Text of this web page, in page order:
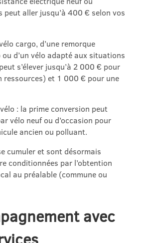
peut aller jusqu’à 400 € selon vos
cargo, d’une remorque
d’un vélo adapté aux situations
s’élever jusqu’à 2 000 € pour
ressources) et 1 000 € pour une
: la prime conversion peut
vélo neuf ou d’occasion pour
ancien ou polluant.
cumuler et sont désormais
conditionnées par l’obtention
au préalable (commune ou
avec